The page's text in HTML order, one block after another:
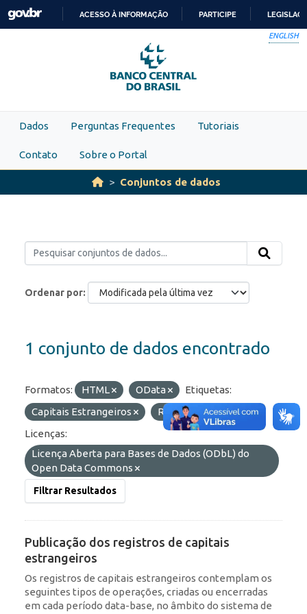
Skip to main content
PARA
O
CONTEÚDO
ACESSO À INFORMAÇÃO PARTICIPE
ENGLISH
Dados Perguntas Frequentes Tutoriais
Contato Sobre o Portal
Conjuntos de dados
Ordenar por
1 conjunto de dados encontrado
Formatos: HTML OData
Etiquetas:
Capitais Estrangeiros
ROF
Portfólio
Licenças:
Licença Aberta para Bases de Dados (ODbL) do
Open Data Commons
Filtrar Resultados
Publicação dos registros de capitais
estrangeiros
Os registros de capitais estrangeiros contemplam os
seguintes tipos de operações, criadas ou encerradas
em cada período data-base, no âmbito do sistema de